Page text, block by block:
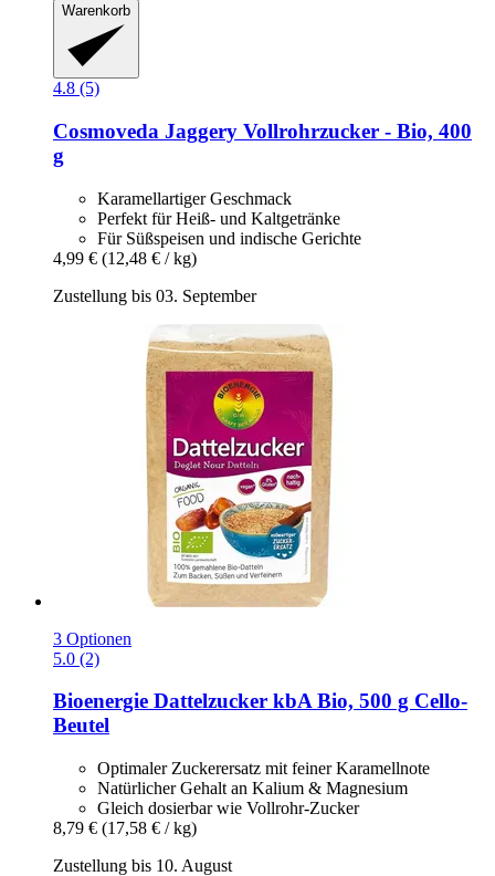
Warenkorb
4.8 (5)
Cosmoveda Jaggery Vollrohrzucker -​ Bio, 400
g
Karamellartiger Geschmack
Perfekt für Heiß- und Kaltgetränke
Für Süßspeisen und indische Gerichte
4,99 € (12,48 € / kg)
Zustellung bis 03. September
3 Optionen
5.0 (2)
Bioenergie Dattelzucker kbA Bio, 500 g Cello-​
Beutel
Optimaler Zuckerersatz mit feiner Karamellnote
Natürlicher Gehalt an Kalium & Magnesium
Gleich dosierbar wie Vollrohr-Zucker
8,79 € (17,58 € / kg)
Zustellung bis 10. August